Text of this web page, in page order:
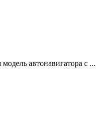
автонавигатора с ...